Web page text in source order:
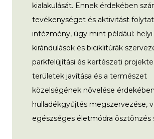
kialakulását. Ennek érdekében
tevékenységet és aktivitást
intézmény, úgy mint például: helyi
kirándulások és biciklitúrák
parkfelújítási és kertészeti
területek javítása és a természet
közelségének növelése
hulladékgyűjtés megszervezése,
egészséges életmódra ösztönzés